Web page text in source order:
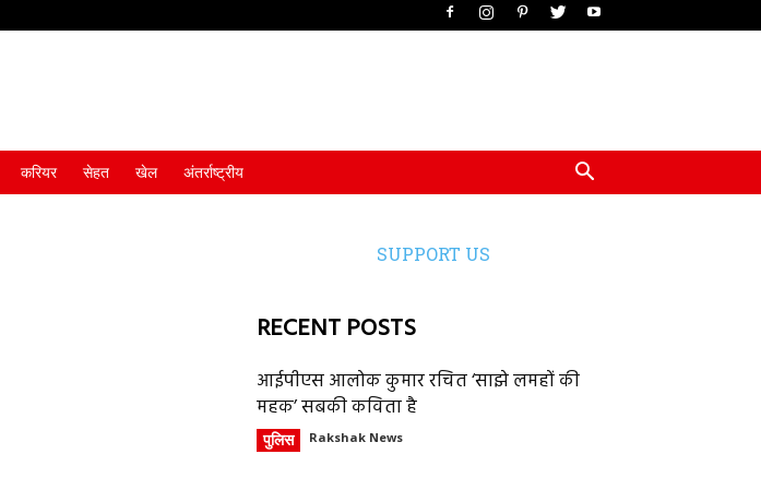
करियर सेहत खेल अंतर्राष्ट्रीय
SUPPORT US
RECENT POSTS
आईपीएस आलोक कुमार रचित ‘साझे लमहों की
महक’ सबकी कविता है
पुलिस Rakshak News